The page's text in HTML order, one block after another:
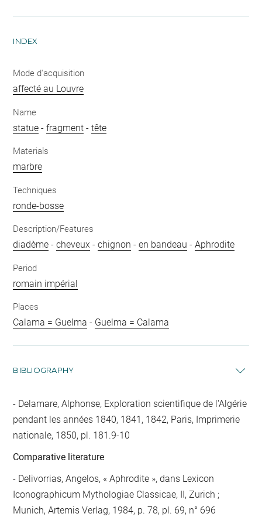
INDEX
Mode d'acquisition
affecté au Louvre
Name
statue -fragment -tête
Materials
marbre
Techniques
ronde-bosse
Description/Features
diadème -cheveux -chignon -en bandeau -Aphrodite
Period
romain impérial
Places
Calama = Guelma - Guelma = Calama
BIBLIOGRAPHY
Delamare, Alphonse, Exploration scientifique de l'Algérie
pendant les années 1840, 1841, 1842, Paris, Imprimerie
nationale, 1850, pl. 181.9-10
Comparative literature
- Delivorrias, Angelos, « Aphrodite », dans Lexicon
Iconographicum Mythologiae Classicae, II, Zurich ;
Munich, Artemis Verlag, 1984, p. 78, pl. 69, n° 696